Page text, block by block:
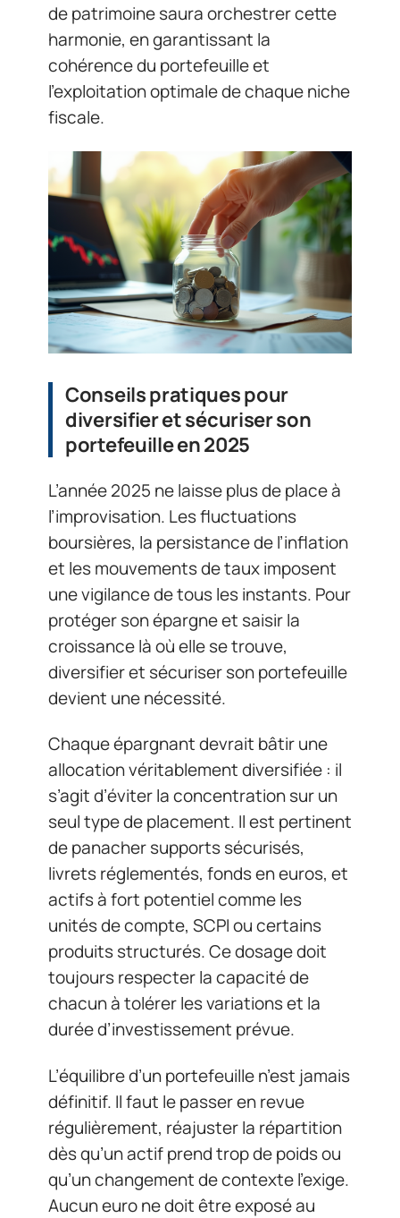
de patrimoine saura orchestrer cette
harmonie, en garantissant la
cohérence du portefeuille et
l’exploitation optimale de chaque niche
fiscale.
Conseils pratiques pour
diversifier et sécuriser son
portefeuille en 2025
L’année 2025 ne laisse plus de place à
l’improvisation. Les fluctuations
boursières, la persistance de l’inflation
et les mouvements de taux imposent
une vigilance de tous les instants. Pour
protéger son épargne et saisir la
croissance là où elle se trouve,
diversifier et sécuriser son portefeuille
devient une nécessité.
Chaque épargnant devrait bâtir une
allocation véritablement diversifiée : il
s’agit d’éviter la concentration sur un
seul type de placement. Il est pertinent
de panacher supports sécurisés,
livrets réglementés, fonds en euros, et
actifs à fort potentiel comme les
unités de compte, SCPI ou certains
produits structurés. Ce dosage doit
toujours respecter la capacité de
chacun à tolérer les variations et la
durée d’investissement prévue.
L’équilibre d’un portefeuille n’est jamais
définitif. Il faut le passer en revue
régulièrement, réajuster la répartition
dès qu’un actif prend trop de poids ou
qu’un changement de contexte l’exige.
Aucun euro ne doit être exposé au